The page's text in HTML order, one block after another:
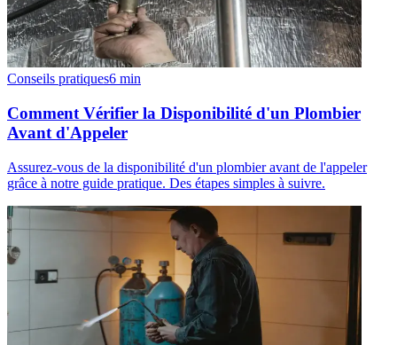
Conseils pratiques6 min
Comment Vérifier la Disponibilité d'un Plombier
Avant d'Appeler
Assurez-vous de la disponibilité d'un plombier avant de l'appeler
grâce à notre guide pratique. Des étapes simples à suivre.